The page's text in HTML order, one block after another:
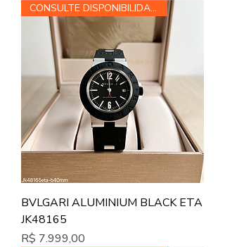
CONSULTE DISPONIBILIDADE
BVLGARI ALUMINIUM BLACK ETA
JK48165
Preço
R$ 7.999,00